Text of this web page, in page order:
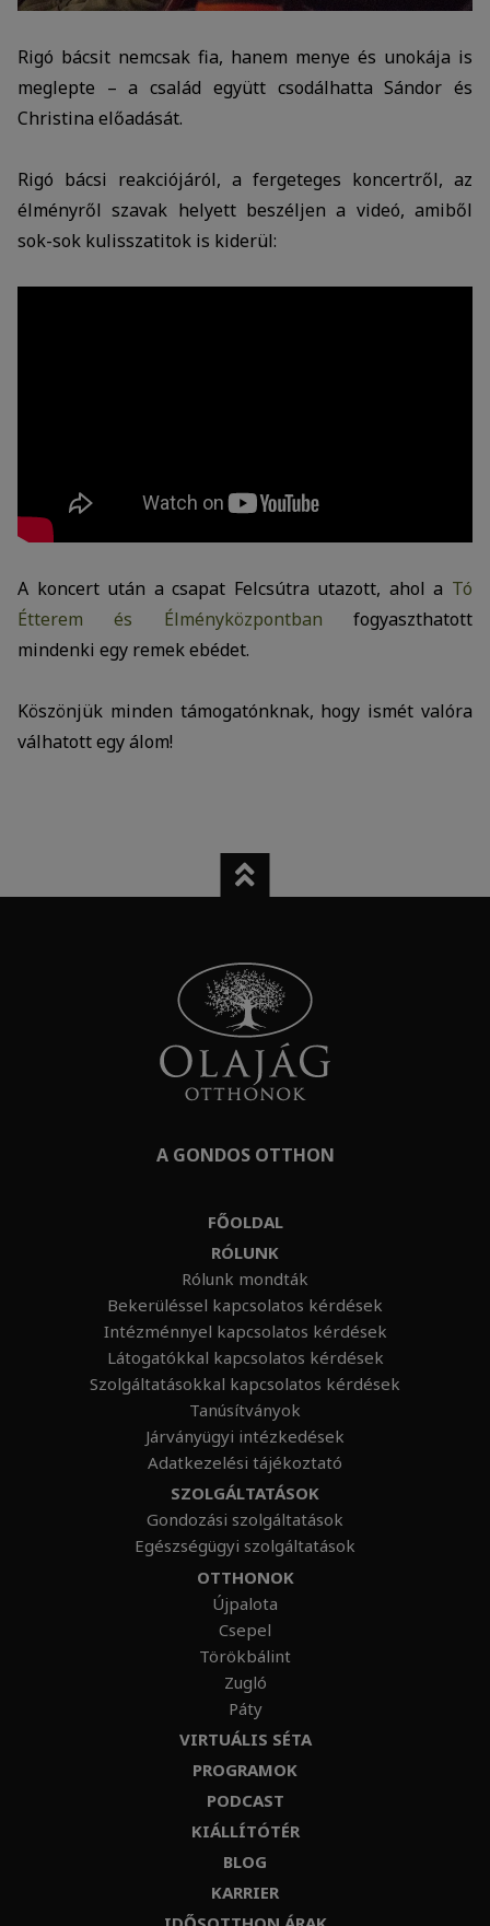
Rigó bácsit nemcsak fia, hanem menye és unokája is
meglepte – a család együtt csodálhatta Sándor és
Christina előadását.
Rigó bácsi reakciójáról, a fergeteges koncertről, az
élményről szavak helyett beszéljen a videó, amiből
sok-sok kulisszatitok is kiderül:
A koncert után a csapat Felcsútra utazott, ahol a Tó
Étterem és Élményközpontban fogyaszthatott
mindenki egy remek ebédet.
Köszönjük minden támogatónknak, hogy ismét valóra
válhatott egy álom!
A GONDOS OTTHON
FŐOLDAL
RÓLUNK
Rólunk mondták
Bekerüléssel kapcsolatos kérdések
Intézménnyel kapcsolatos kérdések
Látogatókkal kapcsolatos kérdések
Szolgáltatásokkal kapcsolatos kérdések
Tanúsítványok
Járványügyi intézkedések
Adatkezelési tájékoztató
SZOLGÁLTATÁSOK
Gondozási szolgáltatások
Egészségügyi szolgáltatások
OTTHONOK
Újpalota
Csepel
Törökbálint
Zugló
Páty
VIRTUÁLIS SÉTA
PROGRAMOK
PODCAST
KIÁLLÍTÓTÉR
BLOG
KARRIER